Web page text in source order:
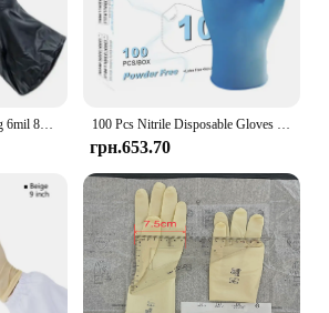
Gloves Nitrile Extra Strong 6mil 8mil 50PCS Black Orange Diamond Pattern Safety Work Gloves Synthetic Nitrile Gloves Powder Free 100 Pcs Nitrile Disposable Gloves Touch screen Powder Free Rubber Latex Exam Gloves Non Sterile Ambidextrous Comfortable Gloves
грн.653.70